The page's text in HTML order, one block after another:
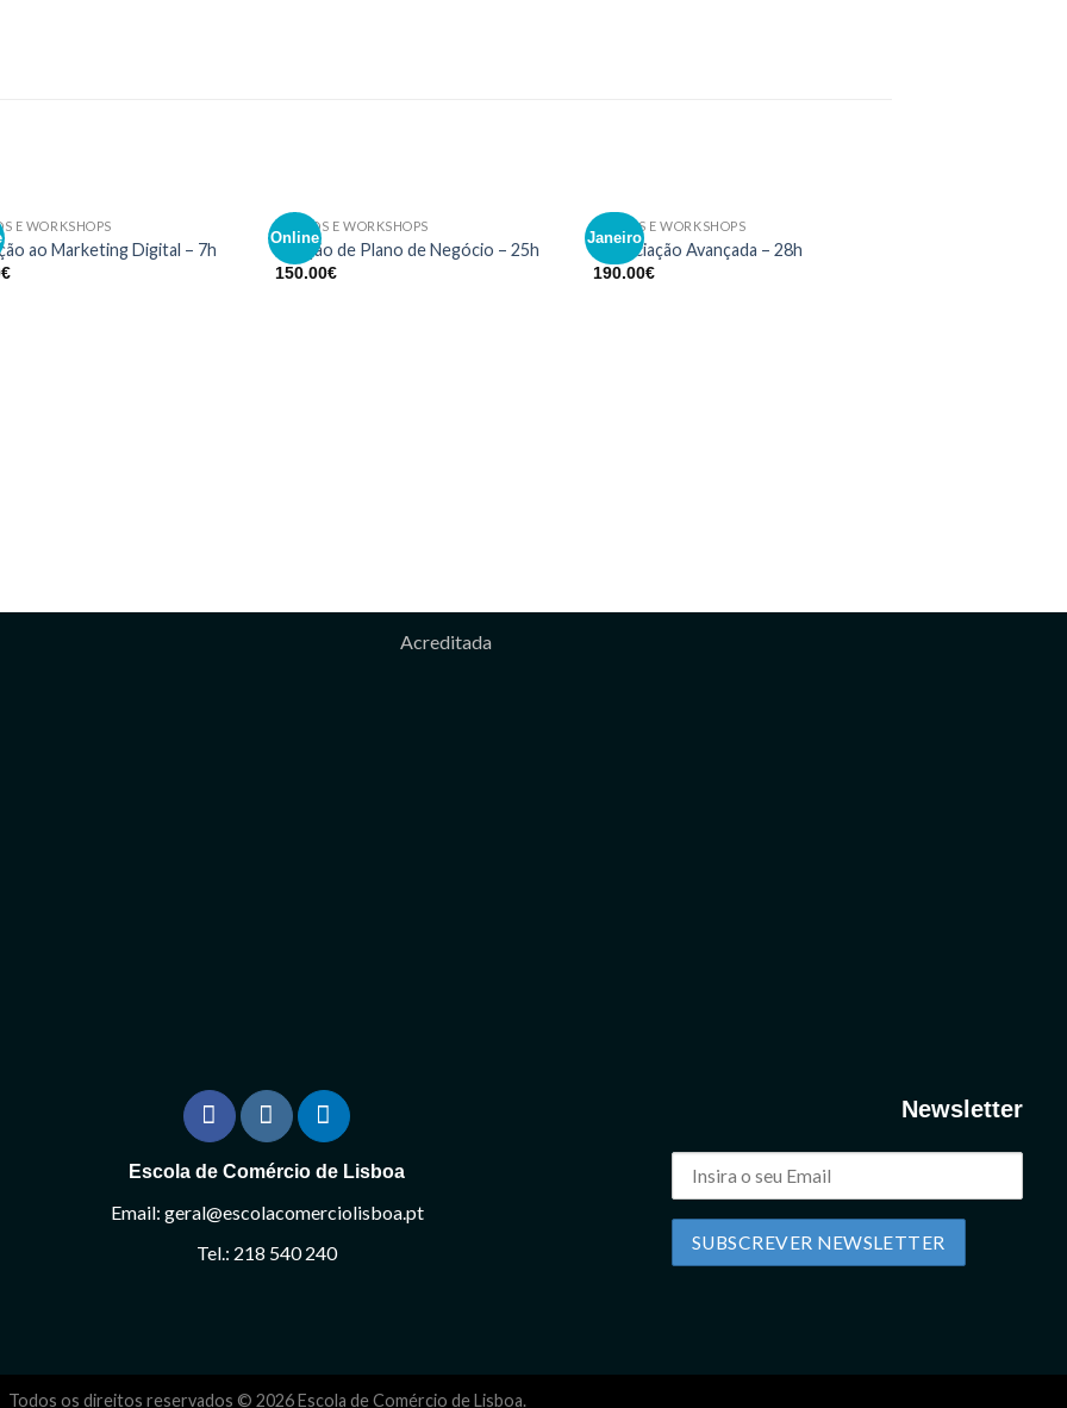
Adicionar
aos meus
E WORKSHOPS
ao Marketing Digital – 7h
€
Online
Adicionar
aos meus
CURSOS E WORKSHOPS
Criação de Plano de Negócio – 25h
150.00€
Janeiro
CURSOS E WORKSHOPS
Negociação Avançada – 28h
190.00€
Acreditada
Escola de Comércio de Lisboa
Email: geral@escolacomerciolisboa.pt
Tel.: 218 540 240
Newsletter
Todos os direitos reservados © 2026 Escola de Comércio de Lisboa.